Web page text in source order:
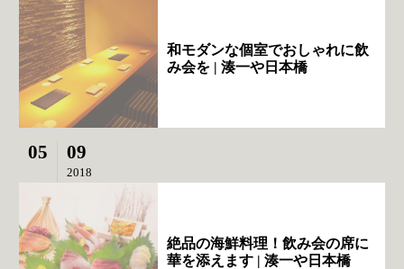
和モダンな個室でおしゃれに飲
み会を | 湊一や日本橋
05 09
2018
絶品の海鮮料理！飲み会の席に
華を添えます | 湊一や日本橋